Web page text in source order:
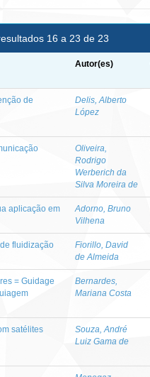
16 a 23 de 23
Autor(es)
de
Delis, Alberto
López
Oliveira,
Rodrigo
Werberich da
Silva Moreira de
aplicação em
Adorno, Bruno
Vilhena
fluidização
Fiorillo, David
de Almeida
= Guidage
Bernardes,
Mariana Costa
satélites
Souza, André
Luiz Gama de